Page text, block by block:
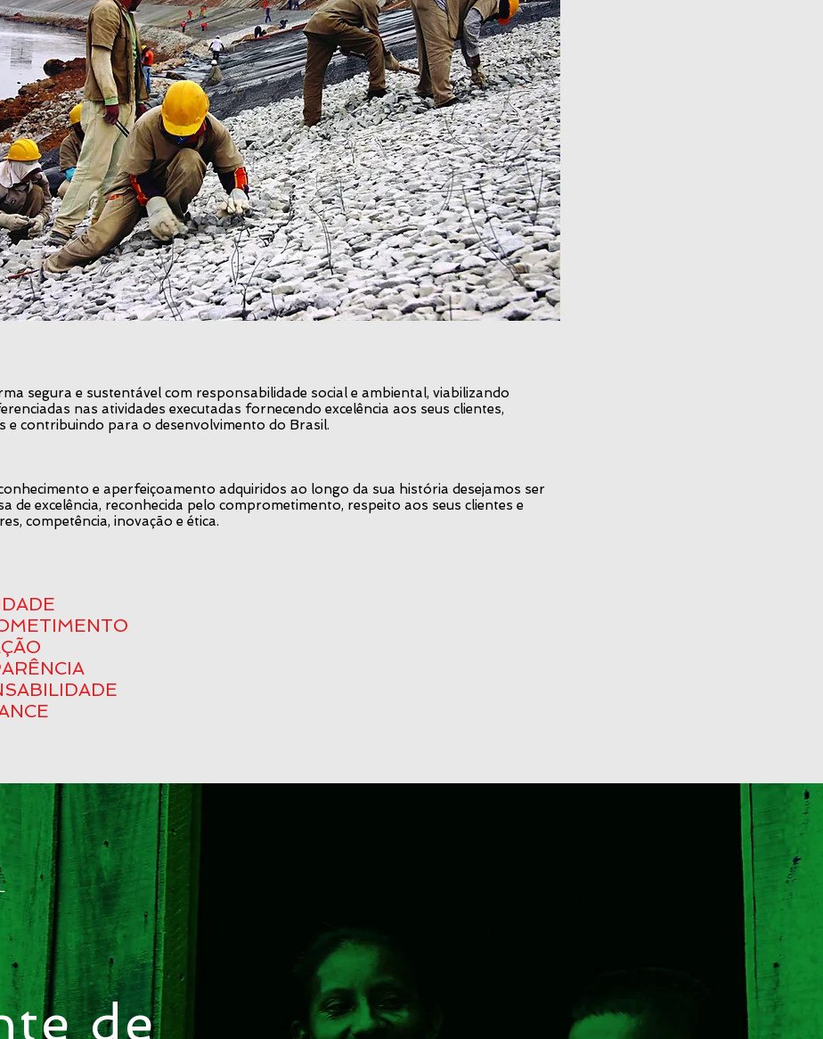
segura e sustentável com responsabilidade social e ambiental, viabilizando
nas atividades executadas fornecendo excelência aos seus clientes,
e contribuindo para o desenvolvimento do Brasil.
e aperfeiçoamento adquiridos ao longo da sua história desejamos ser
de excelência, reconhecida pelo comprometimento, respeito aos seus clientes e
competência, inovação e ética.
de